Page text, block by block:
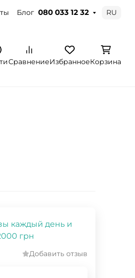
Блог 080 033 12 32 RU
СравнениеИзбранноеКорзина
каждый день и
грн
Добавить отзыв